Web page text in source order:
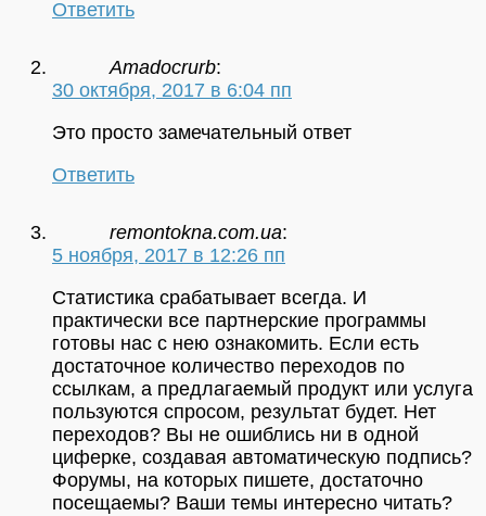
Ответить
Amadocrurb:
30 октября, 2017 в 6:04 пп
Это просто замечательный ответ
Ответить
remontokna.com.ua:
5 ноября, 2017 в 12:26 пп
Статистика срабатывает всегда. И
практически все партнерские программы
готовы нас с нею ознакомить. Если есть
достаточное количество переходов по
ссылкам, а предлагаемый продукт или услуга
пользуются спросом, результат будет. Нет
переходов? Вы не ошиблись ни в одной
циферке, создавая автоматическую подпись?
Форумы, на которых пишете, достаточно
посещаемы? Ваши темы интересно читать?